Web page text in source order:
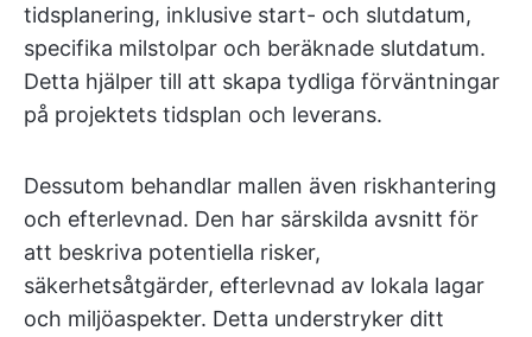
tidsplanering, inklusive start- och slutdatum,
specifika milstolpar och beräknade slutdatum.
Detta hjälper till att skapa tydliga förväntningar
på projektets tidsplan och leverans.
Dessutom behandlar mallen även riskhantering
och efterlevnad. Den har särskilda avsnitt för
att beskriva potentiella risker,
säkerhetsåtgärder, efterlevnad av lokala lagar
och miljöaspekter. Detta understryker ditt